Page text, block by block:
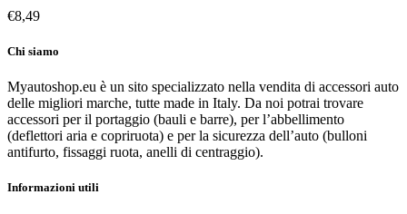
€8,49
Chi siamo
Myautoshop.eu è un sito specializzato nella vendita di accessori auto
delle migliori marche, tutte made in Italy. Da noi potrai trovare
accessori per il portaggio (bauli e barre), per l’abbellimento
(deflettori aria e copriruota) e per la sicurezza dell’auto (bulloni
antifurto, fissaggi ruota, anelli di centraggio).
Informazioni utili